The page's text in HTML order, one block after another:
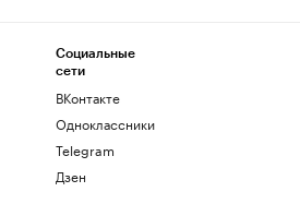
Социальные
сети
ВКонтакте
Одноклассники
Telegram
Дзен